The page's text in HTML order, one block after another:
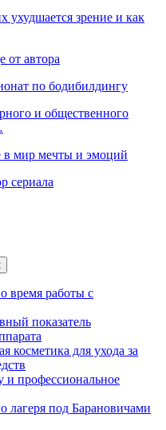
ухудшается зрение и как
от автора
по бодибилдингу
и общественного
мир мечты и эмоций
сериала
время работы с
показатель
косметика для ухода за
и профессиональное
лагеря под Барановичами